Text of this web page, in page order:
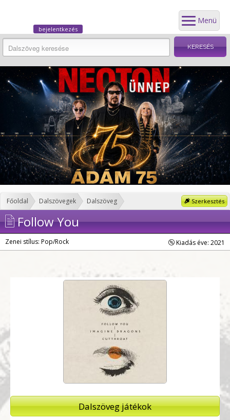
Menü
bejelentkezés
Szerkesztés
Főoldal Dalszövegek Dalszöveg
Follow You
Zenei stílus: Pop/Rock Kiadás éve: 2021
Dalszöveg játékok